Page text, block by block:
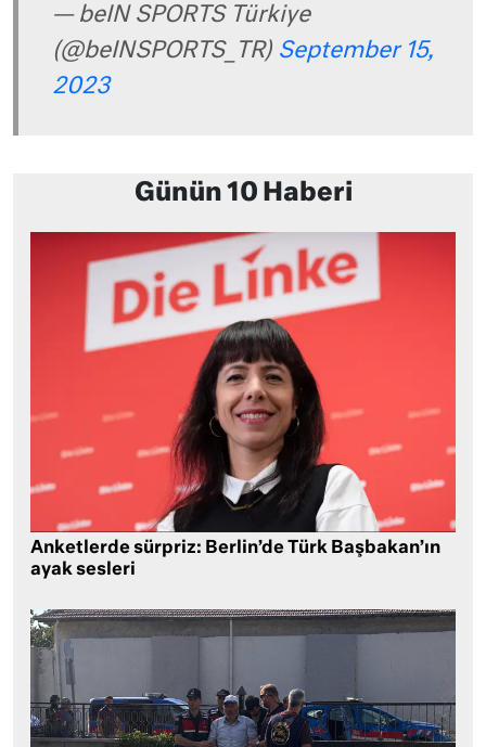
— beIN SPORTS Türkiye
(@beINSPORTS_TR) September 15,
2023
Günün 10 Haberi
Anketlerde sürpriz: Berlin’de Türk Başbakan’ın
ayak sesleri